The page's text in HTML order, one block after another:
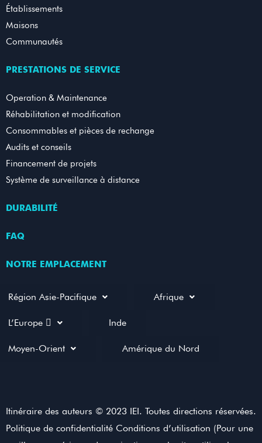
Établissements
Maisons
Communautés
PRESTATIONS DE SERVICE
Operation & Maintenance
Réhabilitation et modification
Consommables et pièces de rechange
Audits et conseils
Financement de projets
Système de surveillance à distance
DURABILITÉ
FAQ
NOTRE EMPLACEMENT
Région Asie-Pacifique Afrique
L’Europe  Inde
Moyen-Orient Amérique du Nord
Itinéraire des auteurs © 2023 IEI. Toutes directions réservées.
Politique de confidentialité Conditions d’utilisation (Pour une